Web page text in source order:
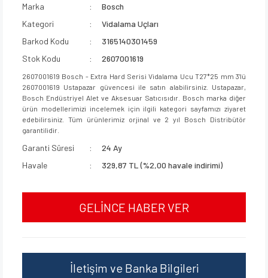
Marka
Bosch
Kategori
Vidalama Uçları
Barkod Kodu
3165140301459
Stok Kodu
2607001619
2607001619 Bosch - Extra Hard Serisi Vidalama Ucu T27*25 mm 3'lü
2607001619 Ustapazar güvencesi ile satın alabilirsiniz. Ustapazar,
Bosch Endüstriyel Alet ve Aksesuar Satıcısıdır. Bosch marka diğer
ürün modellerimizi incelemek için ilgili kategori sayfamızı ziyaret
edebilirsiniz. Tüm ürünlerimiz orjinal ve 2 yıl Bosch Distribütör
garantilidir.
Garanti Süresi
24 Ay
Havale
329,87 TL (%2,00 havale indirimi)
GELİNCE HABER VER
İletişim ve Banka Bilgileri